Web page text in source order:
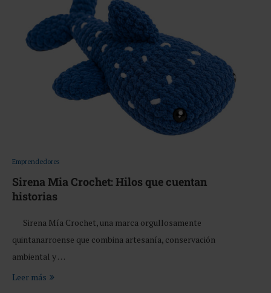
Emprendedores
Sirena Mia Crochet: Hilos que cuentan
historias
Sirena Mía Crochet, una marca orgullosamente
quintanarroense que combina artesanía, conservación
ambiental y …
Leer más